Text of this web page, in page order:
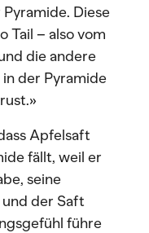
Diese
Tail – also vom
die andere
der Pyramide
Apfelsaft
fällt, weil er
seine
der Saft
führe